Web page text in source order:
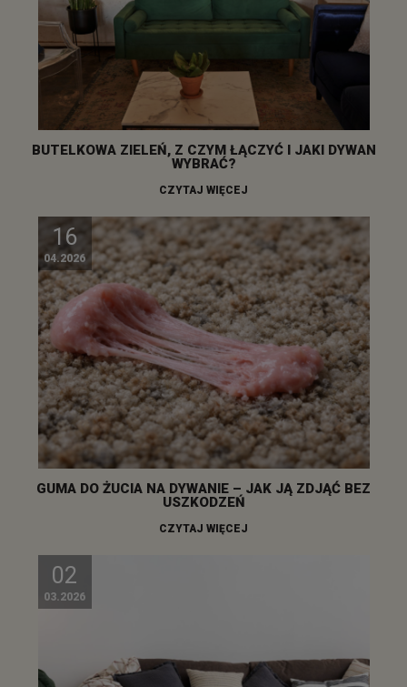
BUTELKOWA ZIELEŃ, Z CZYM ŁĄCZYĆ I JAKI DYWAN
WYBRAĆ?
CZYTAJ WIĘCEJ
16
04.2026
GUMA DO ŻUCIA NA DYWANIE – JAK JĄ ZDJĄĆ BEZ
USZKODZEŃ
CZYTAJ WIĘCEJ
02
03.2026